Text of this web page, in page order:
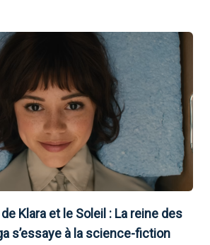
Klara et le Soleil : La reine des
s’essaye à la science-fiction